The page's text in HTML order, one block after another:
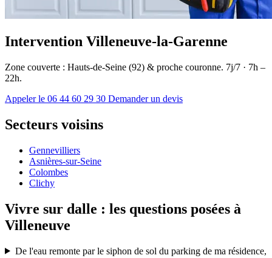
Intervention Villeneuve-la-Garenne
Zone couverte : Hauts-de-Seine (92) & proche couronne. 7j/7 · 7h –
22h.
Appeler le 06 44 60 29 30 Demander un devis
Secteurs voisins
Gennevilliers
Asnières-sur-Seine
Colombes
Clichy
Vivre sur dalle : les questions posées à
Villeneuve
De l'eau remonte par le siphon de sol du parking de ma résidence,